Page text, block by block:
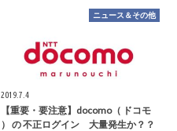
ニュース＆その他
2019.7.4
【重要・要注意】docomo（ ドコモ
） の 不正ログイン 大量発生か？？